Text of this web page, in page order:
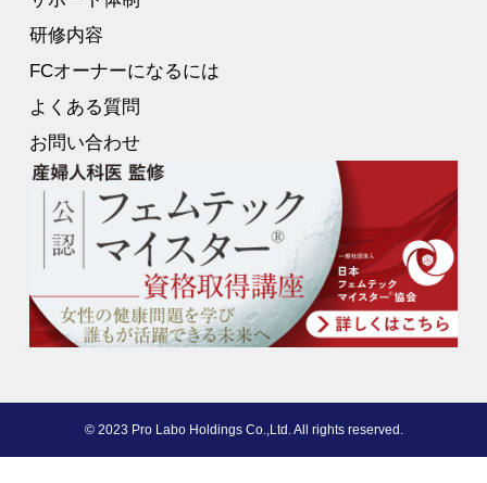
研修内容
FCオーナーになるには
よくある質問
お問い合わせ
© 2023 Pro Labo Holdings Co.,Ltd. All rights reserved.